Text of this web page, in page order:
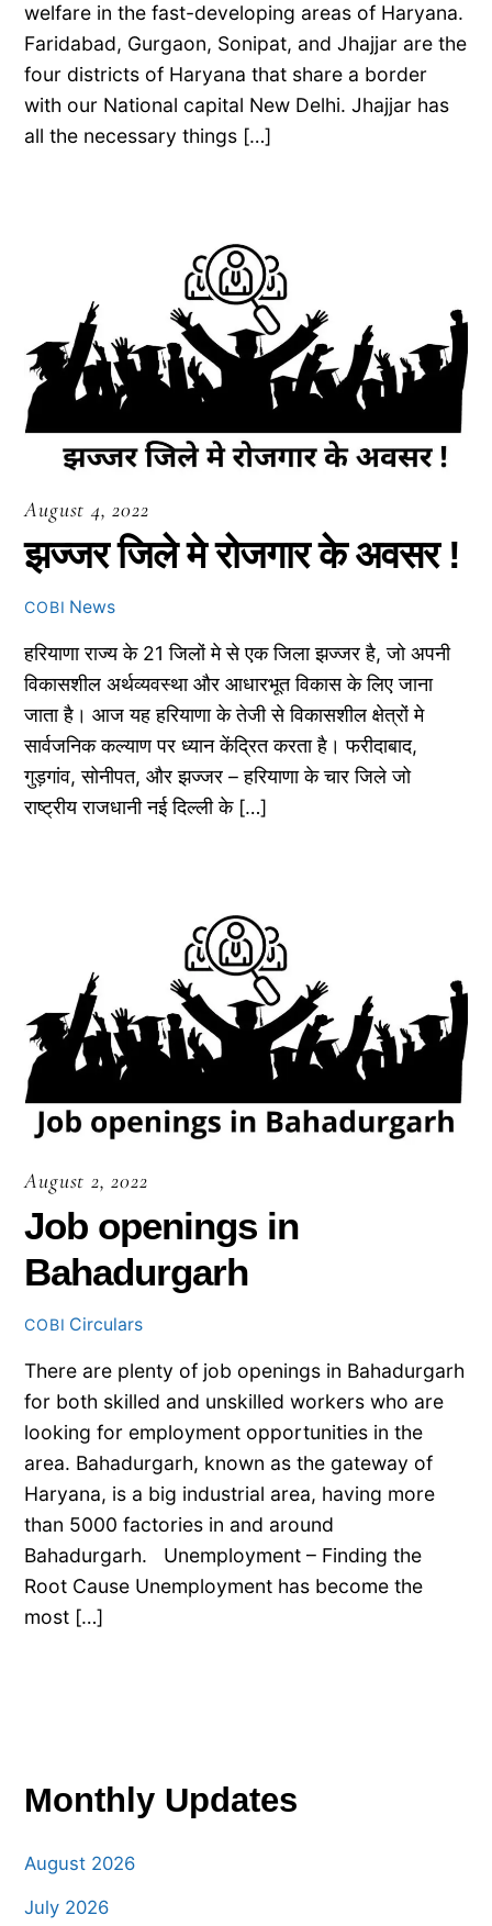
welfare in the fast-developing areas of Haryana.
Faridabad, Gurgaon, Sonipat, and Jhajjar are the
four districts of Haryana that share a border
with our National capital New Delhi. Jhajjar has
all the necessary things […]
August 4, 2022
झज्जर जिले मे रोजगार के अवसर !
COBI News
हरियाणा राज्य के 21 जिलों मे से एक जिला झज्जर है, जो अपनी
विकासशील अर्थव्यवस्था और आधारभूत विकास के लिए जाना
जाता है। आज यह हरियाणा के तेजी से विकासशील क्षेत्रों मे
सार्वजनिक कल्याण पर ध्यान केंद्रित करता है। फरीदाबाद,
गुड़गांव, सोनीपत, और झज्जर – हरियाणा के चार जिले जो
राष्ट्रीय राजधानी नई दिल्ली के […]
August 2, 2022
Job openings in
Bahadurgarh
COBI Circulars
There are plenty of job openings in Bahadurgarh
for both skilled and unskilled workers who are
looking for employment opportunities in the
area. Bahadurgarh, known as the gateway of
Haryana, is a big industrial area, having more
than 5000 factories in and around
Bahadurgarh. Unemployment – Finding the
Root Cause Unemployment has become the
most […]
Monthly Updates
August 2026
July 2026